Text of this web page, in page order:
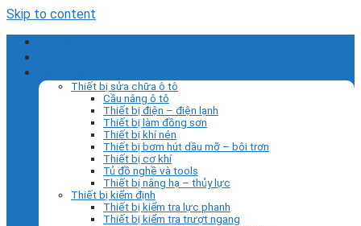
Skip to content
Thiết bị sửa chữa ô tô
Cầu nâng ô tô
Thiết bị điện – điện lạnh
Thiết bị làm đồng sơn
Thiết bị khí nén
Thiết bị bơm hút dầu mỡ – bôi trơn
Thiết bị cơ khí
Tủ đồ nghề và tools
Thiết bị nâng hạ – thủy lực
Thiết bị kiểm định
Thiết bị kiểm tra lực phanh
Thiết bị kiểm tra trượt ngang